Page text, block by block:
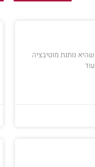
נותנת מוטיבציה